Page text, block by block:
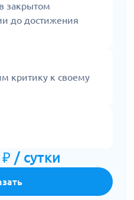
закрытом
до достижения
критику к своему
/ сутки